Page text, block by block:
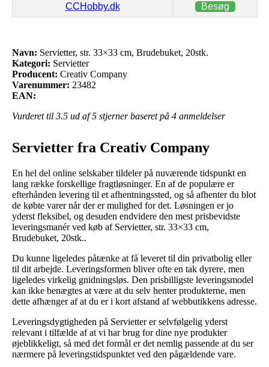
CCHobby.dk Besøg
Navn: Servietter, str. 33×33 cm, Brudebuket, 20stk.
Kategori: Servietter
Producent: Creativ Company
Varenummer: 23482
EAN:
Vurderet til 3.5 ud af 5 stjerner baseret på 4 anmeldelser
Servietter fra Creativ Company
En hel del online selskaber tildeler på nuværende tidspunkt en
lang række forskellige fragtløsninger. En af de populære er
efterhånden levering til et afhentningssted, og så afhenter du blot
de købte varer når der er mulighed for det. Løsningen er jo
yderst fleksibel, og desuden endvidere den mest prisbevidste
leveringsmanér ved køb af Servietter, str. 33×33 cm,
Brudebuket, 20stk..
Du kunne ligeledes påtænke at få leveret til din privatbolig eller
til dit arbejde. Leveringsformen bliver ofte en tak dyrere, men
ligeledes virkelig gnidningsløs. Den prisbilligste leveringsmodel
kan ikke benægtes at være at du selv henter produkterne, men
dette afhænger af at du er i kort afstand af webbutikkens adresse.
Leveringsdygtigheden på Servietter er selvfølgelig yderst
relevant i tilfælde af at vi har brug for dine nye produkter
øjeblikkeligt, så med det formål er det nemlig passende at du ser
nærmere på leveringstidspunktet ved den pågældende vare.